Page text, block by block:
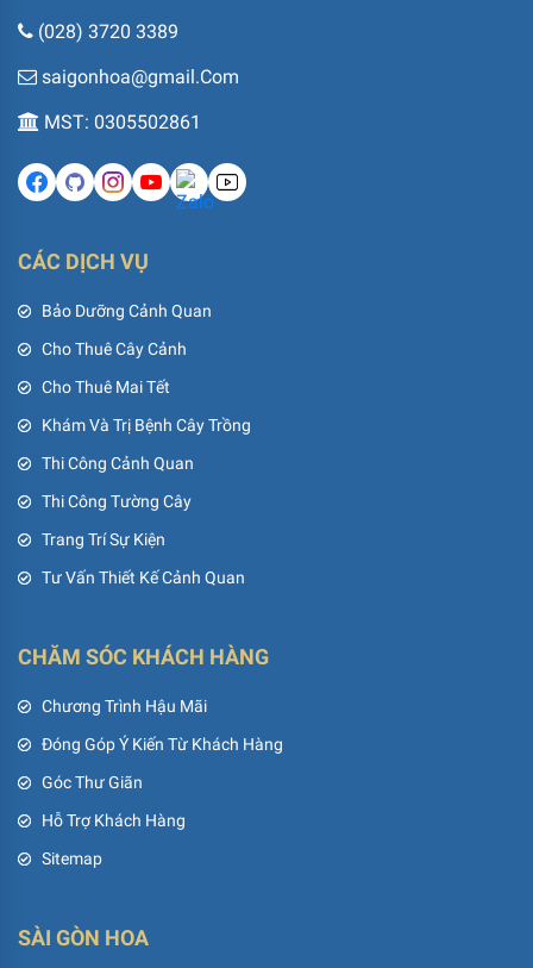
(028) 3720 3389
saigonhoa@gmail.Com
MST: 0305502861
CÁC DỊCH VỤ
Bảo Dưỡng Cảnh Quan
Cho Thuê Cây Cảnh
Cho Thuê Mai Tết
Khám Và Trị Bệnh Cây Trồng
Thi Công Cảnh Quan
Thi Công Tường Cây
Trang Trí Sự Kiện
Tư Vấn Thiết Kế Cảnh Quan
CHĂM SÓC KHÁCH HÀNG
Chương Trình Hậu Mãi
Đóng Góp Ý Kiến Từ Khách Hàng
Góc Thư Giãn
Hỗ Trợ Khách Hàng
Sitemap
SÀI GÒN HOA